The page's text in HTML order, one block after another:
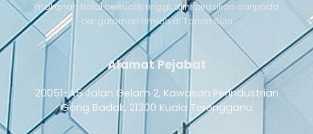
makanan halal berkualiti tinggi, diinspirasikan daripada
pengalaman Umrah di Tanah Suci
Alamat Pejabat
20051-A5 Jalan Gelam 2, Kawasan Perindustrian
Gong Badak, 21300 Kuala Terengganu